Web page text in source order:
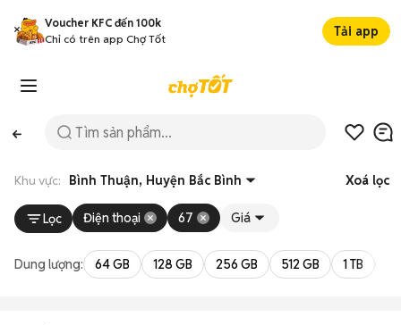
Voucher KFC đến 100k
Chỉ có trên app Chợ Tốt
Tải app
Khu vực: Bình Thuận, Huyện Bắc Bình Xoá lọc
Lọc Điện thoại 67 Giá
Dung lượng: 64 GB 128 GB 256 GB 512 GB 1 TB